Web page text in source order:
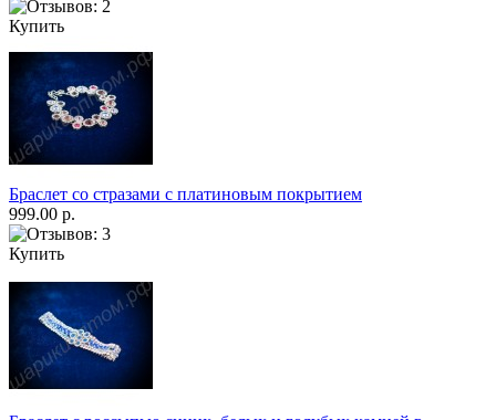
Купить
Браслет со стразами с платиновым покрытием
999.00 р.
Купить